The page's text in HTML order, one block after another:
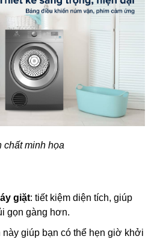
chất minh họa
giặt: tiết kiệm diện tích, giúp
gọn gàng hơn.
này giúp bạn có thể hẹn giờ khởi